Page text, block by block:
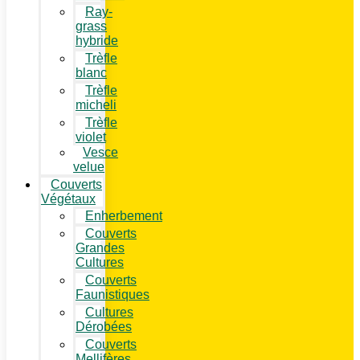
Ray-
grass
hybride
Trèfle
blanc
Trèfle
micheli
Trèfle
violet
Vesce
velue
Couverts
Végétaux
Enherbement
Couverts
Grandes
Cultures
Couverts
Faunistiques
Cultures
Dérobées
Couverts